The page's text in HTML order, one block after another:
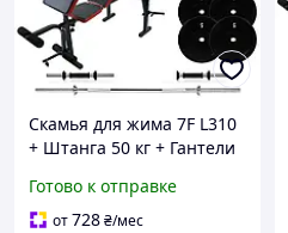
Скамья для жима 7F L310
+ Штанга 50 кг + Гантели
для силовых тренировок
Готово к отправке
от728₴/мес